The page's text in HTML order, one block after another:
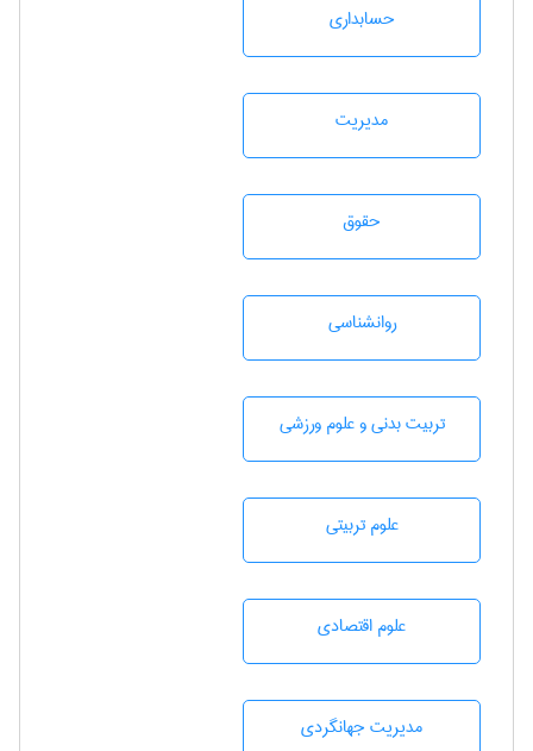
حسابداری
مديريت
حقوق
روانشناسی
تربيت بدنی و علوم ورزشی
علوم تربيتی
علوم اقتصادی
مديريت جهانگردی